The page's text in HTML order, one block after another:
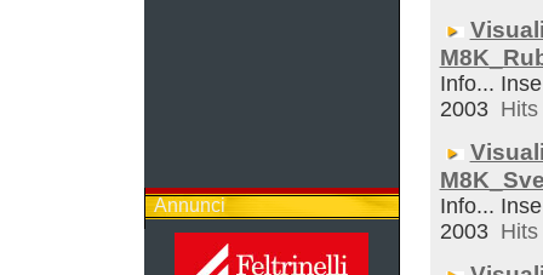
Annunci
Info...
2003
Info...
2003